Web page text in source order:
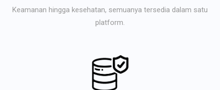
Keamanan hingga kesehatan, semuanya tersedia dalam satu
platform.